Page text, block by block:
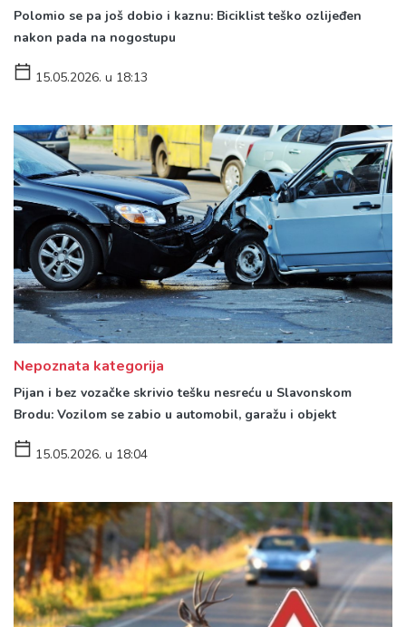
Polomio se pa još dobio i kaznu: Biciklist teško ozlijeđen
nakon pada na nogostupu
15.05.2026. u 18:13
Nepoznata kategorija
Pijan i bez vozačke skrivio tešku nesreću u Slavonskom
Brodu: Vozilom se zabio u automobil, garažu i objekt
15.05.2026. u 18:04